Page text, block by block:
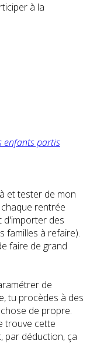
à la
enfants partis
et tester de mon
rentrée
d'importer des
familles à refaire).
faire de grand
de
tu procèdes à des
de propre.
trouve cette
par déduction, ça